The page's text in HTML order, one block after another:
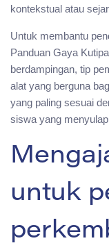
kontekstual atau
Untuk membantu
Panduan Gaya
berdampingan, tip
alat yang berguna
yang paling sesuai
siswa yang
untuk